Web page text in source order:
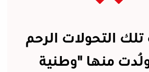
التحولات الرحم
وُلدت منها "وطنية